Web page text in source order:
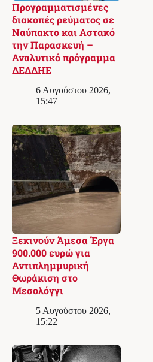
Προγραμματισμένες
διακοπές ρεύματος σε
Ναύπακτο και Αστακό
την Παρασκευή –
Αναλυτικό πρόγραμμα
ΔΕΔΔΗΕ
6 Αυγούστου 2026,
15:47
Ξεκινούν Άμεσα Έργα
900.000 ευρώ για
Αντιπλημμυρική
Θωράκιση στο
Μεσολόγγι
5 Αυγούστου 2026,
15:22